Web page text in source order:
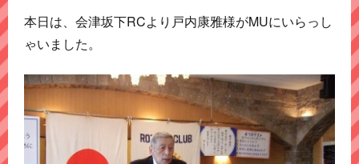
本日は、会津坂下RCより戸内康雅様がMUにいらっし
ゃいました。